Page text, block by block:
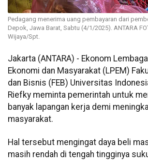
Pedagang menerima uang pembayaran dari
Depok, Jawa Barat, Sabtu (4/1/2025). ANTARA
Wijaya/Spt.
Jakarta (ANTARA) - Ekonom
Ekonomi dan Masyarakat (LPEM)
dan Bisnis (FEB) Universitas
Riefky meminta pemerintah untuk
banyak lapangan kerja demi
masyarakat.
Hal tersebut mengingat daya beli
masih rendah di tengah tingginya